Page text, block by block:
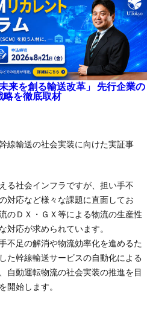
来を創る輸送改革」 先行企業の
略を徹底取材
線輸送の社会実装に向けた実証事
る社会インフラですが、担い手不
対応など様々な課題に直面してお
のＤＸ・ＧＸ等による物流の生産性
対応が求められています。
不足の解消や物流効率化を進めるた
た幹線輸送サービスの自動化による
自動運転物流の社会実装の推進を目
開始します。